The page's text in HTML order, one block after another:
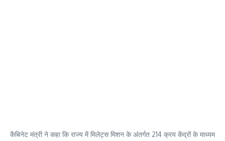
कैबिनेट मंत्री ने कहा कि राज्य में मिलेट्स मिशन के अंतर्गत 214 क्रय केंद्रों के माध्यम